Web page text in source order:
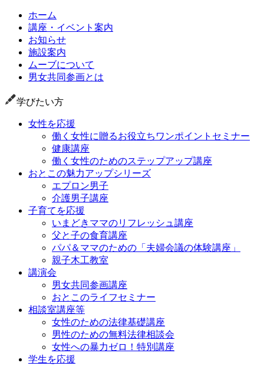
ホーム
講座・イベント案内
お知らせ
施設案内
ムーブについて
男女共同参画とは
学びたい方
女性を応援
働く女性に贈るお役立ちワンポイントセミナー
健康講座
働く女性のためのステップアップ講座
おとこの魅力アップシリーズ
エプロン男子
介護男子講座
子育てを応援
いまどきママのリフレッシュ講座
父と子の食育講座
パパ＆ママのための「夫婦会議の体験講座」
親子木工教室
講演会
男女共同参画講座
おとこのライフセミナー
相談室講座等
女性のための法律基礎講座
男性のための無料法律相談会
女性への暴力ゼロ！特別講座
学生を応援